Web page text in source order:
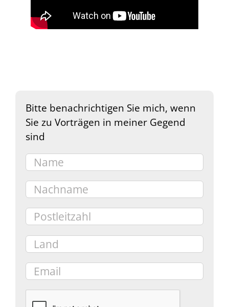
Bitte benachrichtigen Sie mich, wenn
Sie zu Vorträgen in meiner Gegend
sind